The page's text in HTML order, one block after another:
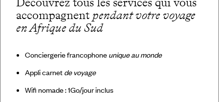
accompagnent pendant votre voyage
en Afrique du Sud
Conciergerie francophone unique au monde
Appli carnet de voyage
Wifi nomade : 1Go/jour inclus